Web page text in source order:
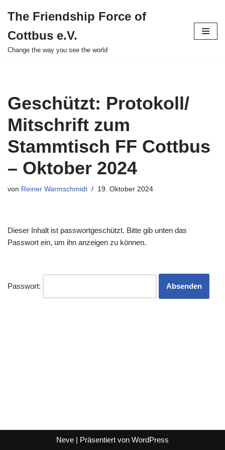
Inhalt
springen
The Friendship Force of
Cottbus e.V.
Change the way you see the world
Geschützt: Protokoll/
Mitschrift zum
Stammtisch FF Cottbus
– Oktober 2024
von Reiner Warmschmidt 19. Oktober 2024
Dieser Inhalt ist passwortgeschützt. Bitte gib unten das
Passwort ein, um ihn anzeigen zu können.
Passwort:
Neve | Präsentiert von WordPress